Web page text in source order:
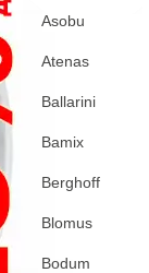
Asobu
Atenas
Ballarini
Bamix
Berghoff
Blomus
Bodum